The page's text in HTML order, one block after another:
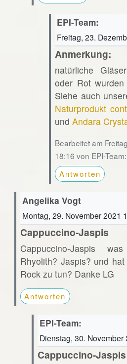
EPI-Team:
Freitag, 23.
Anmerkung:
natürliche
oder Rot
Siehe auch
Naturprodukt
undAndara
Bearbeitet am
18:16 von EPI-
Antworten
Angelika Vogt
Montag, 29. November 2021
Cappuccino-Jaspis
Cappuccino-Jaspis
Rhyolith? Jaspis? und
Rock zu tun? Danke LG
Antworten
EPI-Team:
Dienstag, 30. November
Cappuccino-Jaspis